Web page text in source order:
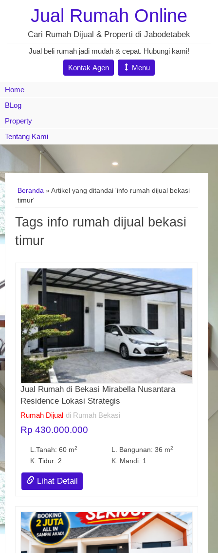
Jual Rumah Online
Cari Rumah Dijual & Properti di Jabodetabek
Jual beli rumah jadi mudah & cepat. Hubungi kami!
Kontak Agen
Menu
Home
BLog
Property
Tentang Kami
Beranda »Artikel yang ditandai 'info rumah dijual bekasi
timur'
Tags info rumah dijual bekasi
timur
Jual Rumah di Bekasi Mirabella Nusantara
Residence Lokasi Strategis
Rumah Dijual di Rumah Bekasi
Rp 430.000.000
L.Tanah: 60 m2 L. Bangunan: 36 m2
K. Tidur: 2 K. Mandi: 1
Lihat Detail